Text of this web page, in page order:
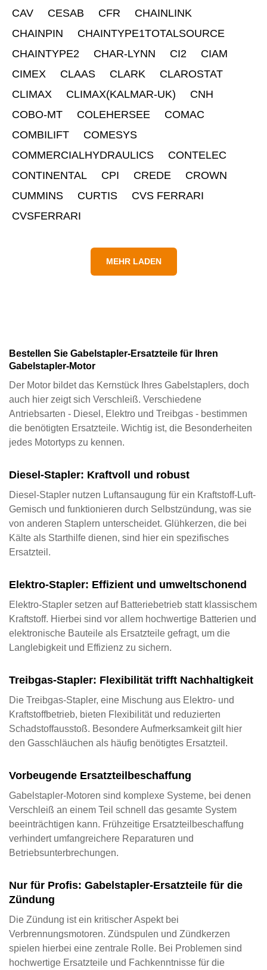
CAV
CESAB CFR
CHAINLINK
CHAINPIN
CHAINTYPE1TOTALSOURCE
CHAINTYPE2
CHAR-LYNN CI2
CIAM
CIMEX
CLAAS CLARK
CLAROSTAT
CLIMAX
CLIMAX(KALMAR-UK)
CNH
COBO-MT
COLEHERSEE
COMAC
COMBILIFT
COMESYS
COMMERCIALHYDRAULICS
CONTELEC
CONTINENTAL
CPI CREDE
CROWN
CUMMINS
CURTIS
CVS FERRARI
CVSFERRARI
MEHR LADEN
Bestellen Sie Gabelstapler‑Ersatzteile für Ihren
Gabelstapler‑Motor
Der Motor bildet das Kernstück Ihres Gabelstaplers, doch
auch hier zeigt sich Verschleiß. Verschiedene
Antriebsarten - Diesel, Elektro und Treibgas - bestimmen
die benötigten Ersatzteile. Wichtig ist, die Besonderheiten
jedes Motortyps zu kennen.
Diesel-Stapler: Kraftvoll und robust
Diesel-Stapler nutzen Luftansaugung für ein Kraftstoff-Luft-
Gemisch und funktionieren durch Selbstzündung, was sie
von anderen Staplern unterscheidet. Glühkerzen, die bei
Kälte als Starthilfe dienen, sind hier ein spezifisches
Ersatzteil.
Elektro-Stapler: Effizient und umweltschonend
Elektro-Stapler setzen auf Batteriebetrieb statt klassischem
Kraftstoff. Hierbei sind vor allem hochwertige Batterien und
elektronische Bauteile als Ersatzteile gefragt, um die
Langlebigkeit und Effizienz zu sichern.
Treibgas-Stapler: Flexibilität trifft Nachhaltigkeit
Die Treibgas-Stapler, eine Mischung aus Elektro- und
Kraftstoffbetrieb, bieten Flexibilität und reduzierten
Schadstoffausstoß. Besondere Aufmerksamkeit gilt hier
den Gasschläuchen als häufig benötigtes Ersatzteil.
Vorbeugende Ersatzteilbeschaffung
Gabelstapler-Motoren sind komplexe Systeme, bei denen
Verschleiß an einem Teil schnell das gesamte System
beeinträchtigen kann. Frühzeitige Ersatzteilbeschaffung
verhindert umfangreichere Reparaturen und
Betriebsunterbrechungen.
Nur für Profis: Gabelstapler‑Ersatzteile für die
Zündung
Die Zündung ist ein kritischer Aspekt bei
Verbrennungsmotoren. Zündspulen und Zündkerzen
spielen hierbei eine zentrale Rolle. Bei Problemen sind
hochwertige Ersatzteile und Fachkenntnisse für die